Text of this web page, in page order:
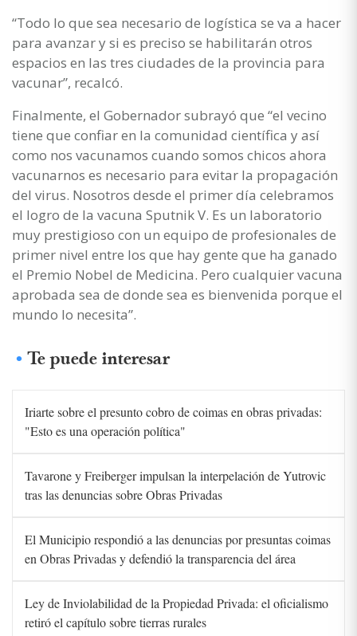
“Todo lo que sea necesario de logística se va a hacer
para avanzar y si es preciso se habilitarán otros
espacios en las tres ciudades de la provincia para
vacunar”, recalcó.
Finalmente, el Gobernador subrayó que “el vecino
tiene que confiar en la comunidad científica y así
como nos vacunamos cuando somos chicos ahora
vacunarnos es necesario para evitar la propagación
del virus. Nosotros desde el primer día celebramos
el logro de la vacuna Sputnik V. Es un laboratorio
muy prestigioso con un equipo de profesionales de
primer nivel entre los que hay gente que ha ganado
el Premio Nobel de Medicina. Pero cualquier vacuna
aprobada sea de donde sea es bienvenida porque el
mundo lo necesita”.
Te puede interesar
Iriarte sobre el presunto cobro de coimas en obras privadas:
"Esto es una operación política"
Tavarone y Freiberger impulsan la interpelación de Yutrovic
tras las denuncias sobre Obras Privadas
El Municipio respondió a las denuncias por presuntas coimas
en Obras Privadas y defendió la transparencia del área
Ley de Inviolabilidad de la Propiedad Privada: el oficialismo
retiró el capítulo sobre tierras rurales